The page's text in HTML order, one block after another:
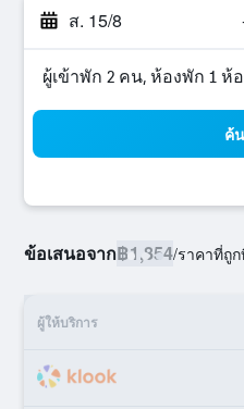
ส. 15/8
ผู้เข้าพัก 2 คน, ห้องพัก 1 ห้
ค้
ข้อเสนอจาก฿1,854/ราคาที่ถู
ผู้ให้บริการ